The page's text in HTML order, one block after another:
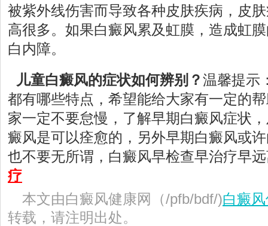
被紫外线伤害而导致各种皮肤疾病，皮
高很多。如果白癜风累及虹膜，造成虹
白内障。
儿童白癜风的症状如何辨别？温馨提示
都有哪些特点，希望能给大家有一定的
家一定不要怠慢，了解早期白癜风症状
癜风是可以痊愈的，另外早期白癜风或
也不要无所谓，白癜风早检查早治疗早
疗
本文由白癜风健康网（/pfb/bdf/)白癜
转载，请注明出处。